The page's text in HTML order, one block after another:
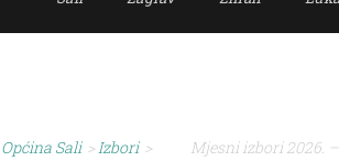
Općina Sali > Izbori > Mjesni izbori 2026.